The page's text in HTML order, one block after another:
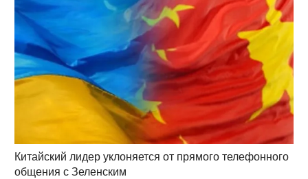
Китайский лидер уклоняется от прямого телефонного
общения с Зеленским